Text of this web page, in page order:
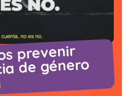
prevenir
de género